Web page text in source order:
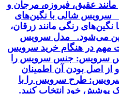
عقیق، فیروزه، مرجان و
سرویس شالی با نگین‌های
رنگی مانند زرقان،
می‌شود. مدل سرویس
مهم در هنگام خرید سرویس
سرویس: جنس سرویس را
از اصل بودن آن اطمینان
طرح سرویس را با
پوشش خود انتخاب کنید.